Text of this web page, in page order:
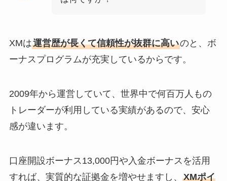
XMは運営歴が長くて信頼性が抜群に高いのと、ボ
ーナスプログラムが充実しているからです。
2009年から運営していて、世界中で何百万人もの
トレーダーが利用している実績があるので、安心
感が違います。
口座開設ボーナス13,000円や入金ボーナスを活用
すれば、実質的な証拠金を増やせますし、 XMポイ